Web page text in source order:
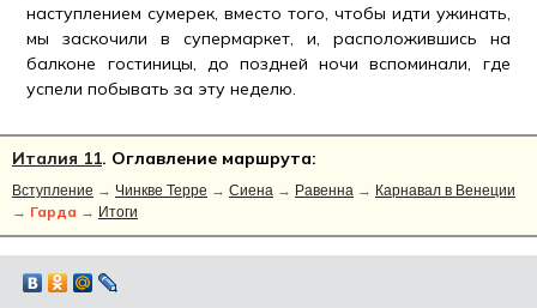
наступлением сумерек, вместо того, чтобы идти ужинать,
мы заскочили в супермаркет, и, расположившись на
балконе гостиницы, до поздней ночи вспоминали, где
успели побывать за эту неделю.
Италия 11. Оглавление маршрута:
Вступление → Чинкве Терре → Сиена → Равенна → Карнавал в Венеции
→ Гарда → Итоги